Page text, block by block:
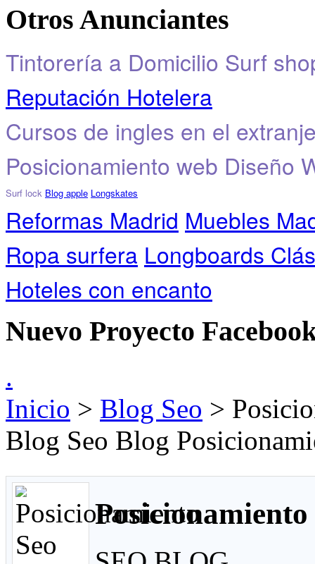
Otros Anunciantes
Tintorería a Domicilio Surf
Reputación Hotelera
Cursos de ingles en el
Posicionamiento web Diseño
Surf lock Blog apple Longskates
Reformas Madrid Muebles
Ropa surfera Longboards
Hoteles con encanto
Nuevo Proyecto
.
Inicio > Blog Seo >
Blog Seo Blog
Posicionamiento